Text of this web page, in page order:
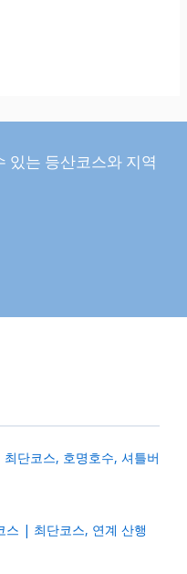
있는 등산코스와 지역
단코스, 호명호수, 셔틀버
스 | 최단코스, 연계 산행